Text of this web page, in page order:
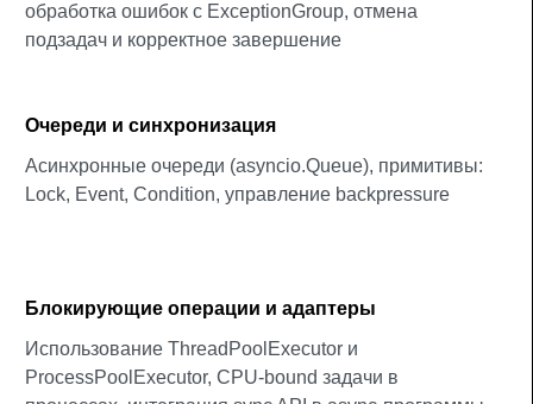
обработка ошибок с ExceptionGroup, отмена
подзадач и корректное завершение
Очереди и синхронизация
Асинхронные очереди (asyncio.Queue), примитивы:
Lock, Event, Condition, управление backpressure
Блокирующие операции и адаптеры
Использование ThreadPoolExecutor и
ProcessPoolExecutor, CPU-bound задачи в